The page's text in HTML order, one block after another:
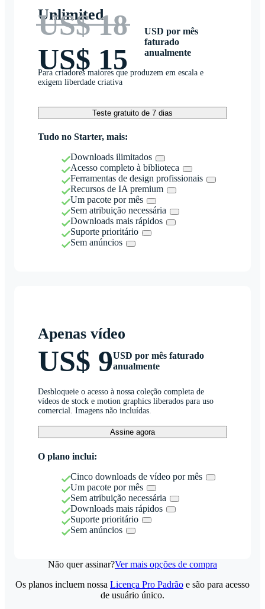
Unlimited
US$ 18
US$ 15
USD por mês
faturado
anualmente
Para criadores maiores que produzem em escala e
exigem liberdade criativa
Teste gratuito de 7 dias
Tudo no Starter, mais:
Downloads ilimitados
Acesso completo à biblioteca
Ferramentas de design profissionais
Recursos de IA premium
Um pacote por mês
Sem atribuição necessária
Downloads mais rápidos
Suporte prioritário
Sem anúncios
Apenas vídeo
US$ 9USD por mês faturado
anualmente
Desbloqueie o acesso à nossa coleção completa de
vídeos de stock e motion graphics liberados para uso
comercial. Imagens não incluídas.
Assine agora
O plano inclui:
Cinco downloads de vídeo por mês
Um pacote por mês
Sem atribuição necessária
Downloads mais rápidos
Suporte prioritário
Sem anúncios
Não quer assinar?Ver mais opções de compra
Os planos incluem nossa Licença Pro Padrão e são para acesso
de usuário único.